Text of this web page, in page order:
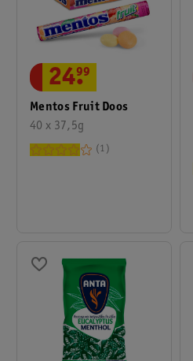
Mentos Fruit Doos
40 x 37,5g
24.
99
1